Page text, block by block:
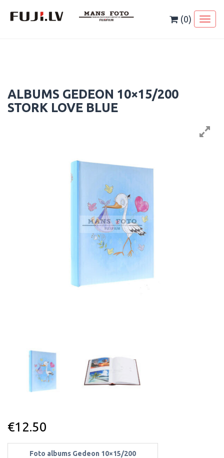
(0)
ALBUMS GEDEON 10×15/200
STORK LOVE BLUE
€12.50
Foto albums Gedeon 10×15/200